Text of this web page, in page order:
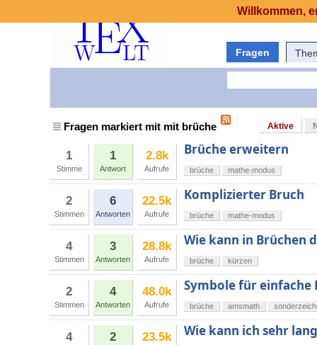
Fragen
Fragen markiert mit mit brüche Aktive
1
Stimme
1
Antwort
2.8k
Aufrufe
Brüche erweitern
brüche mathe-modus
2
Stimmen
6
Antworten
22.5k
Aufrufe
Komplizierter Bruch
brüche mathe-modus
4
Stimmen
3
Antworten
28.8k
Aufrufe
Wie kann in Brüchen
brüche kürzen
2
Stimmen
4
Antworten
48.0k
Aufrufe
Symbole für einfache
brüche amsmath
4 2 23.5k Wie kann ich sehr
Willkommen,